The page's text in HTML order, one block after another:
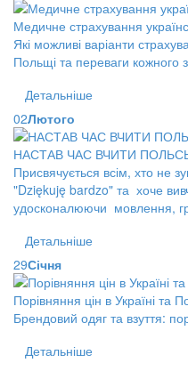
Медичне страхування
Які можливі варіанти
Польщі та переваги кожного
Детальніше
02Лютого
НАСТАВ ЧАС ВЧИТИ
Присвячується всім, хто не
"Dziękuję bardzo" та хоче
удосконалюючи мовлення,
Детальніше
29Січня
Порівняння цін в Україні та
Брендовий одяг та взуття:
Детальніше